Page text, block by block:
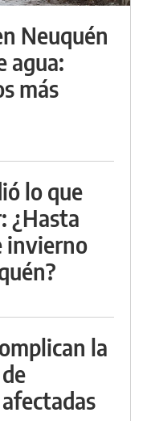
Neuquén
agua:
más
lo que
¿Hasta
invierno
la